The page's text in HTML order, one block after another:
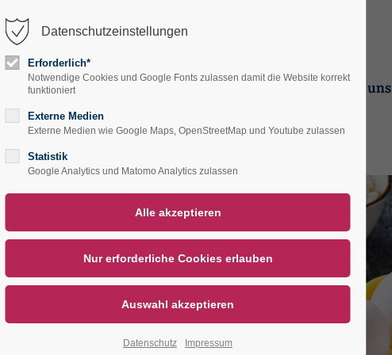
"offcanvas-col2"
leider nicht.
Start Service Über uns
Datenschutzeinstellungen
Erforderlich*
Notwendige Cookies und Google Fonts zulassen damit die Website korrekt
funktioniert
Externe Medien
Externe Medien wie Google Maps, OpenStreetMap und Youtube zulassen
Statistik
Google Analytics und Matomo Analytics zulassen
Datenschutz Impressum